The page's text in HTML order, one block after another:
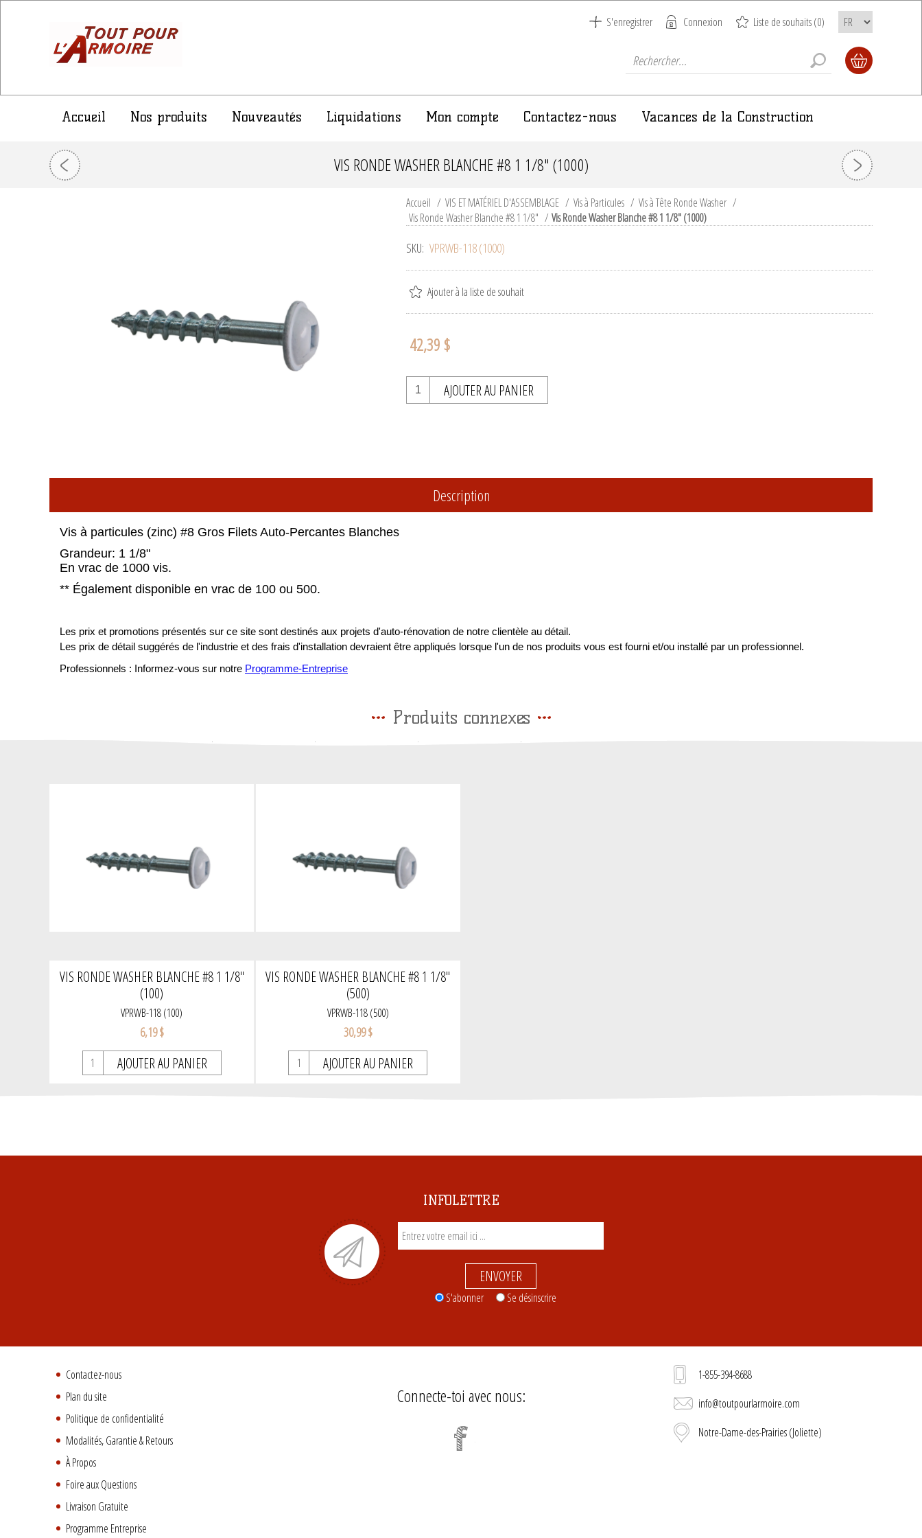
S'enregistrer Connexion Liste de souhaits(0)
Accueil Nos produits Nouveautés Liquidations Mon compte Contactez-nous Vacances de la Construction
VIS RONDE WASHER BLANCHE #8 1 1/8" (1000)
Accueil / VIS ET MATÉRIEL D'ASSEMBLAGE / Vis à Particules / Vis à Tête Ronde Washer /
Vis Ronde Washer Blanche #8 1 1/8" / Vis Ronde Washer Blanche #8 1 1/8" (1000)
SKU: VPRWB-118 (1000)
Ajouter à la liste de souhait
42,39 $
AJOUTER AU PANIER
Description
Vis à particules (zinc) #8 Gros Filets Auto-Percantes Blanches
Grandeur: 1 1/8"
En vrac de 1000 vis.
** Également disponible en vrac de 100 ou 500.
Les prix et promotions présentés sur ce site sont destinés aux projets d'auto-rénovation de notre clientèle au détail.
Les prix de détail suggérés de l'industrie et des frais d'installation devraient être appliqués lorsque l'un de nos produits vous est fourni et/ou installé par un professionnel.
Professionnels : Informez-vous sur notre Programme-Entreprise
Produits connexes
VIS RONDE WASHER BLANCHE #8 1 1/8"
(100)
VPRWB-118 (100)
6,19 $
AJOUTER AU PANIER
VIS RONDE WASHER BLANCHE #8 1 1/8"
(500)
VPRWB-118 (500)
30,99 $
AJOUTER AU PANIER
INFOLETTRE
ENVOYER
S'abonner Se désinscrire
Contactez-nous
Plan du site
Politique de confidentialité
Modalités, Garantie & Retours
À Propos
Foire aux Questions
Livraison Gratuite
Programme Entreprise
Connecte-toi avec nous:
1-855-394-8688
info@toutpourlarmoire.com
Notre-Dame-des-Prairies (Joliette)